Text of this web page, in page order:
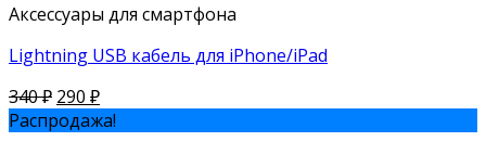
Аксессуары для смартфона
Lightning USB кабель для iPhone/iPad
340₽ 290 ₽
Распродажа!